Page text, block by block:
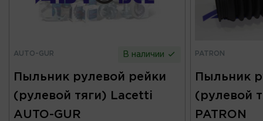
AUTO-GUR В наличии
Пыльник рулевой рейки
(рулевой тяги) Lacetti
AUTO-GUR
PATRON
Пыльник
(рулевой
PATRON